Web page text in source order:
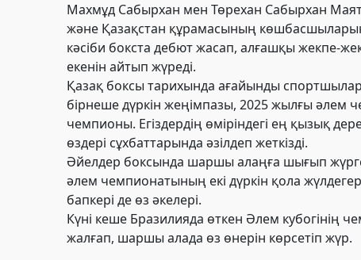
Махмұд Сабырхан мен Төрехан Сабырхан
және Қазақстан құрамасының
кәсіби бокста дебют жасап, алғашқы жекпе-
екенін айтып жүреді.
Қазақ боксы тарихында ағайынды
бірнеше дүркін жеңімпазы, 2025 жылғы
чемпионы. Егіздердің өміріндегі ең қызық
өздері сұхбаттарында әзілдеп жеткізді.
Әйелдер боксында шаршы алаңға шығып
әлем чемпионатының екі дүркін қола
бапкері де өз әкелері.
Күні кеше Бразилияда өткен Әлем кубогінің
жалғап, шаршы алада өз өнерін көрсетіп жүр.